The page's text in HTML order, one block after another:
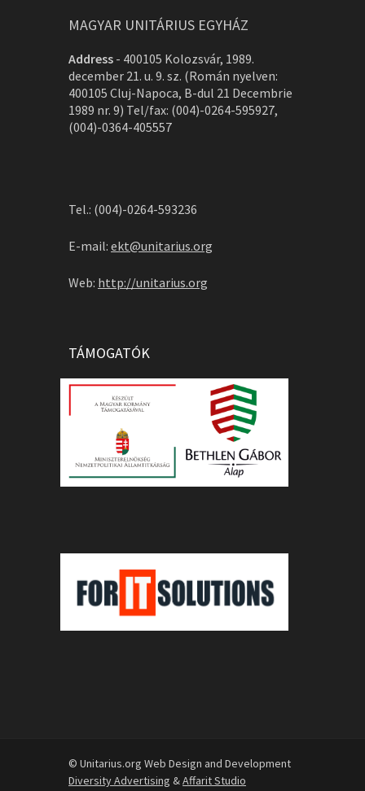
MAGYAR UNITÁRIUS EGYHÁZ
Address - 400105 Kolozsvár, 1989.
december 21. u. 9. sz. (Román nyelven:
400105 Cluj-Napoca, B-dul 21 Decembrie
1989 nr. 9) Tel/fax: (004)-0264-595927,
(004)-0364-405557
Tel.: (004)-0264-593236
E-mail: ekt@unitarius.org
Web: http://unitarius.org
TÁMOGATÓK
© Unitarius.org Web Design and Development
Diversity Advertising &Affarit Studio